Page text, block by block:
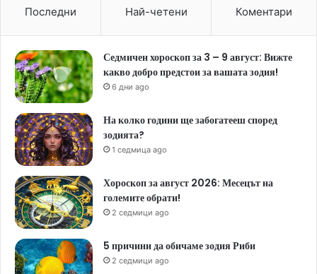
Последни Най-четени Коментари
Седмичен хороскоп за 3 – 9 август: Вижте
какво добро предстои за вашата зодия!
6 дни ago
На колко години ще забогатееш според
зодията?
1 седмица ago
Хороскоп за август 2026: Месецът на
големите обрати!
2 седмици ago
5 причини да обичаме зодия Риби
2 седмици ago